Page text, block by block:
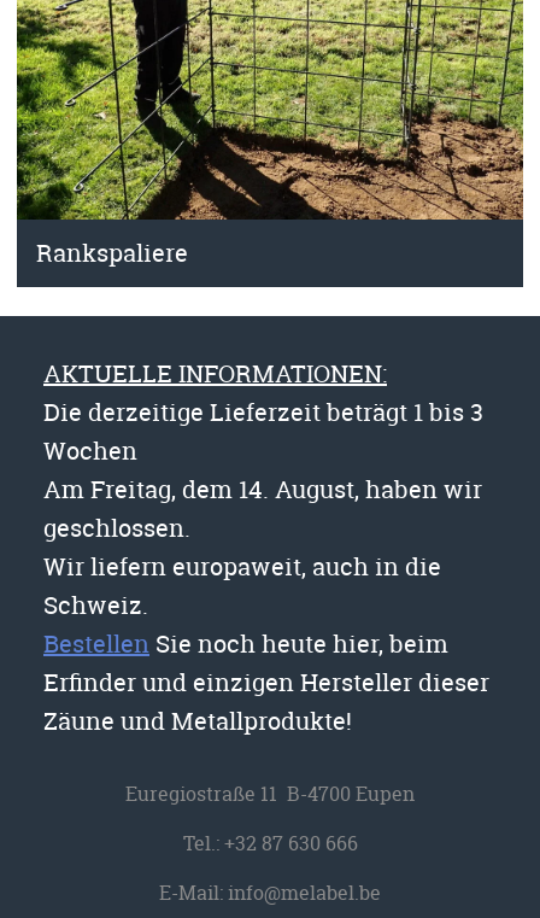
Rankspaliere
AKTUELLE INFORMATIONEN:
Die derzeitige Lieferzeit beträgt 1 bis 3
Wochen
Am Freitag, dem 14. August, haben wir
geschlossen.
Wir liefern europaweit, auch in die
Schweiz.
Bestellen Sie noch heute hier, beim
Erfinder und einzigen Hersteller dieser
Zäune und Metallprodukte!
Euregiostraße 11 B-4700 Eupen
Tel.:+32 87 630 666
E-Mail:info@melabel.be